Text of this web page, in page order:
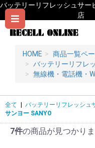
バッテリーリフレッシュサー
店
HOME
商品一覧ペ
バッテリーリフレ
無線機・電話機・
全て バッテリーリフレッシュ
サンヨー SANYO
7件の商品が見つかり